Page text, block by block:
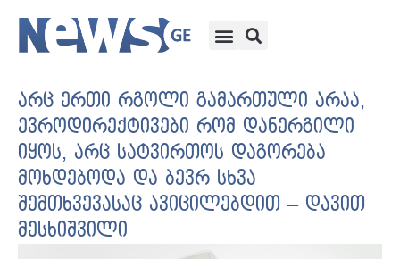
არც ერთი რგოლი გამართული არაა,
ევროდირექტივები რომ დანერგილი
იყოს, არც სატვირთოს დაგორება
მოხდებოდა და ბევრ სხვა
შემთხვევასაც ავიცილებდით – დავით
მესხიშვილი